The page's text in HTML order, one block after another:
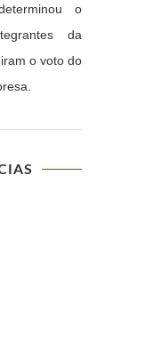
o
da
o voto do